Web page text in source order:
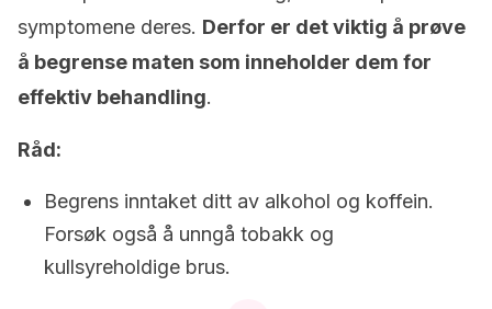
symptomene deres. Derfor er det viktig å prøve
å begrense maten som inneholder dem for
effektiv behandling.
Råd:
Begrens inntaket ditt av alkohol og koffein.
Forsøk også å unngå tobakk og
kullsyreholdige brus.